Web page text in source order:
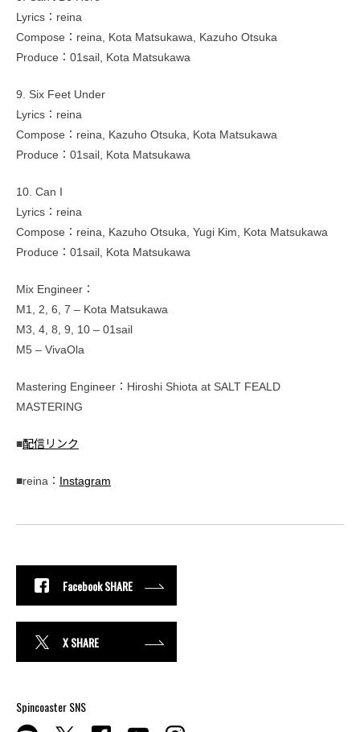
Lyrics：reina
Compose：reina, Kota Matsukawa, Kazuho Otsuka
Produce：01sail, Kota Matsukawa
9. Six Feet Under
Lyrics：reina
Compose：reina, Kazuho Otsuka, Kota Matsukawa
Produce：01sail, Kota Matsukawa
10. Can I
Lyrics：reina
Compose：reina, Kazuho Otsuka, Yugi Kim, Kota Matsukawa
Produce：01sail, Kota Matsukawa
Mix Engineer：
M1, 2, 6, 7 – Kota Matsukawa
M3, 4, 8, 9, 10 – 01sail
M5 – VivaOla
Mastering Engineer：Hiroshi Shiota at SALT FEALD
MASTERING
■配信リンク
■reina： Instagram
Facebook SHARE
X SHARE
Spincoaster SNS